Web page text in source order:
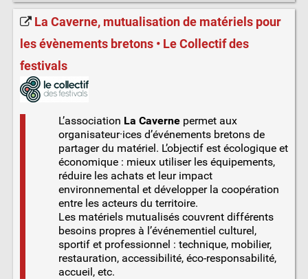
La Caverne, mutualisation de matériels pour
les évènements bretons • Le Collectif des
festivals
L’association La Cavernepermet aux
organisateur·ices d’événements bretons de
partager du matériel. L’objectif est écologique et
économique : mieux utiliser les équipements,
réduire les achats et leur impact
environnemental et développer la coopération
entre les acteurs du territoire.
Les matériels mutualisés couvrent différents
besoins propres à l’événementiel culturel,
sportif et professionnel : technique, mobilier,
restauration, accessibilité, éco-responsabilité,
accueil, etc.